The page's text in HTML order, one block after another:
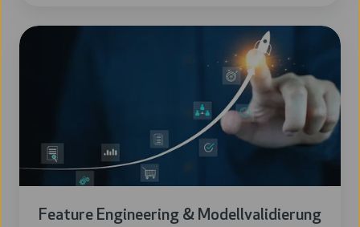
Feature Engineering & Modellvalidierung